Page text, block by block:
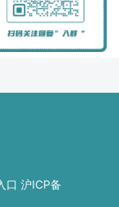
口 沪ICP备